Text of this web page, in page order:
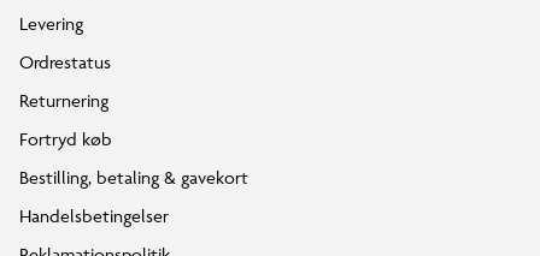
Levering
Ordrestatus
Returnering
Fortryd køb
Bestilling, betaling & gavekort
Handelsbetingelser